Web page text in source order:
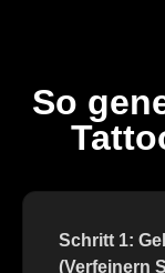
So
Schritt 1:
(Verfeinern